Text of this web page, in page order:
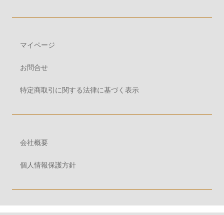
マイページ
お問合せ
特定商取引に関する法律に基づく表示
会社概要
個人情報保護方針